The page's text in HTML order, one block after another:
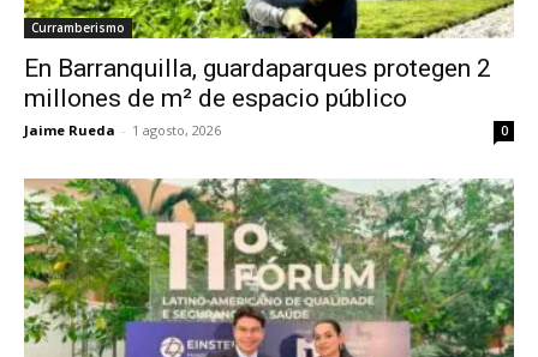
Curramberismo
En Barranquilla, guardaparques protegen 2
millones de m² de espacio público
Jaime Rueda - 1 agosto, 2026 0